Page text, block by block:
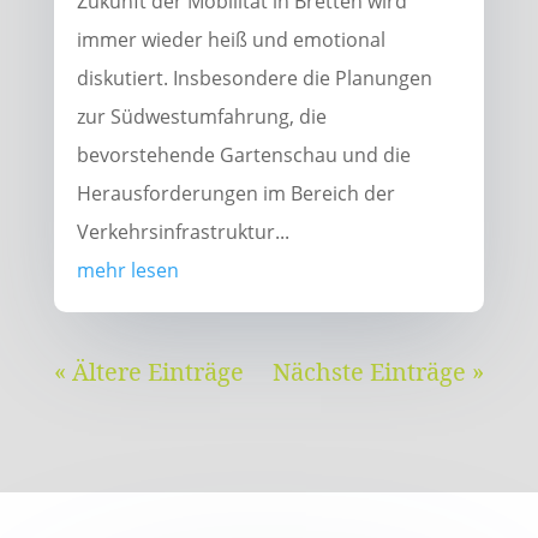
immer wieder heiß und emotional
diskutiert. Insbesondere die Planungen
zur Südwestumfahrung, die
bevorstehende Gartenschau und die
Herausforderungen im Bereich der
Verkehrsinfrastruktur...
mehr lesen
« Ältere Einträge Nächste Einträge »